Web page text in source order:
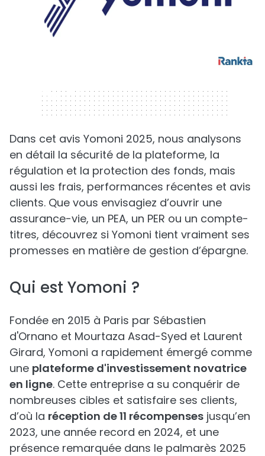
320 x 50
Dans cet avis Yomoni 2025, nous analysons
en détail la sécurité de la plateforme, la
régulation et la protection des fonds, mais
aussi les frais, performances récentes et avis
clients. Que vous envisagiez d’ouvrir une
assurance-vie, un PEA, un PER ou un compte-
titres, découvrez si Yomoni tient vraiment ses
promesses en matière de gestion d’épargne.
Qui est Yomoni ?
Fondée en 2015 à Paris par Sébastien
d'Ornano et Mourtaza Asad-Syed et Laurent
Girard, Yomoni a rapidement émergé comme
une plateforme d'investissement novatrice
en ligne. Cette entreprise a su conquérir de
nombreuses cibles et satisfaire ses clients,
d’où la réception de 11 récompenses jusqu’en
2023, une année record en 2024, et une
présence remarquée dans le palmarès 2025